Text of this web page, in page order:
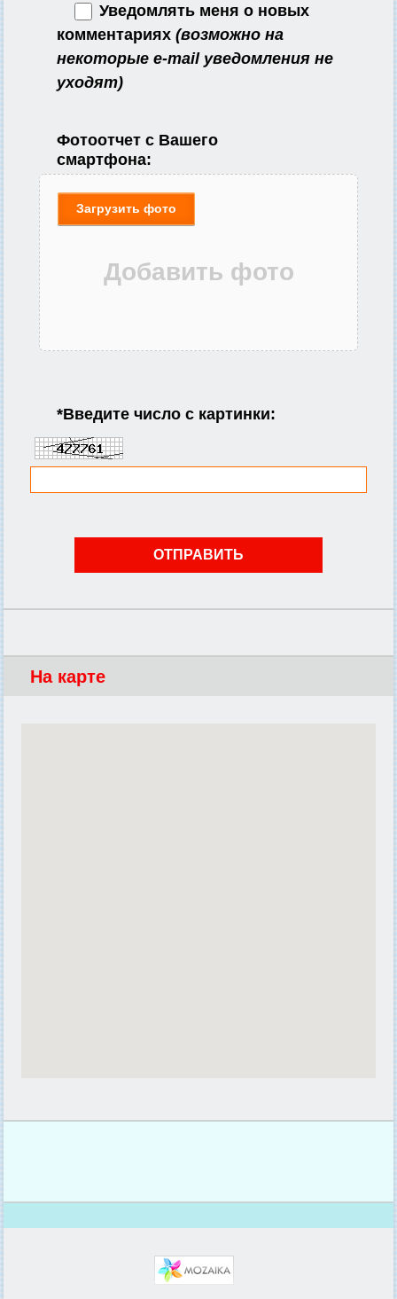
Уведомлять меня о новых
комментариях (возможно на
некоторые e-mail уведомления не
уходят)
Фотоотчет с Вашего
смартфона:
Загрузить фото
*Введите число с картинки:
На карте